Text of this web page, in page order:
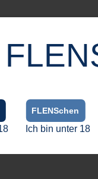
FLENSchen
Ich bin unter 18
ihren
genießen